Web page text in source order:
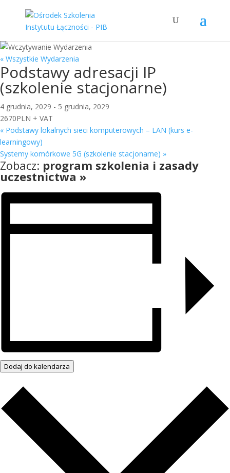
« Wszystkie Wydarzenia
Podstawy adresacji IP
(szkolenie stacjonarne)
4 grudnia, 2029 - 5 grudnia, 2029
2670PLN + VAT
« Podstawy lokalnych sieci komputerowych – LAN (kurs e-
learningowy)
Systemy komórkowe 5G (szkolenie stacjonarne) »
Zobacz: program szkolenia i zasady
uczestnictwa »
Dodaj do kalendarza